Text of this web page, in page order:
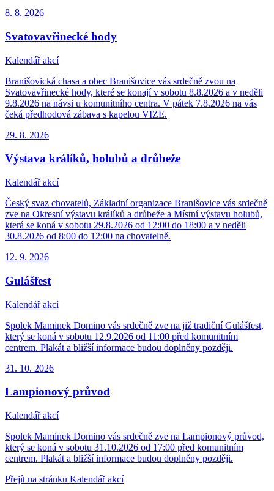
8. 8. 2026
Svatovavřinecké hody
Kalendář akcí
Branišovická chasa a obec Branišovice vás srdečně zvou na
Svatovavřinecké hody, které se konají v sobotu 8.8.2026 a v neděli
9.8.2026 na návsi u komunitního centra. V pátek 7.8.2026 na vás
čeká předhodová zábava s kapelou VIZE.
29. 8. 2026
Výstava králíků, holubů a drůbeže
Kalendář akcí
Český svaz chovatelů, Základní organizace Branišovice vás srdečně
zve na Okresní výstavu králíků a drůbeže a Místní výstavu holubů,
která se koná v sobotu 29.8.2026 od 12:00 do 18:00 a v neděli
30.8.2026 od 8:00 do 12:00 na chovatelně.
12. 9. 2026
Gulášfest
Kalendář akcí
Spolek Maminek Domino vás srdečně zve na již tradiční Gulášfest,
který se koná v sobotu 12.9.2026 od 11:00 před komunitním
centrem. Plakát a bližší informace budou doplněny později.
31. 10. 2026
Lampionový průvod
Kalendář akcí
Spolek Maminek Domino vás srdečně zve na Lampionový průvod,
který se koná v sobotu 31.10.2026 od 17:00 před komunitním
centrem. Plakát a bližší informace budou doplněny později.
Přejít na stránku Kalendář akcí